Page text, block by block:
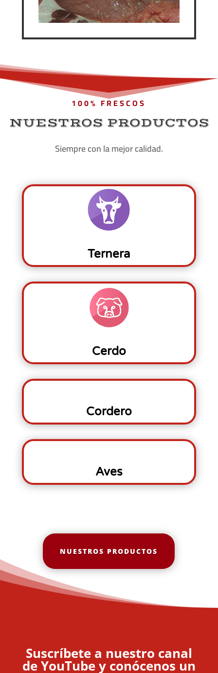
100% FRESCOS
NUESTROS PRODUCTOS
Siempre con la mejor calidad.
Ternera
Cerdo
Cordero
Aves
NUESTROS PRODUCTOS
Suscríbete a nuestro canal
de YouTube y conócenos un